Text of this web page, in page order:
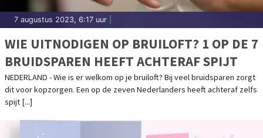
7 augustus 2023, 6:17 uur
WIE UITNODIGEN OP BRUILOFT? 1 OP DE 7
BRUIDSPAREN HEEFT ACHTERAF SPIJT
NEDERLAND - Wie is er welkom op je bruiloft? Bij veel bruidsparen zorgt
dit voor kopzorgen. Een op de zeven Nederlanders heeft achteraf zelfs
spijt [...]